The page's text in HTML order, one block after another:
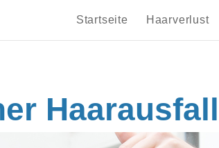
Startseite Haarverlust
Haarausfall